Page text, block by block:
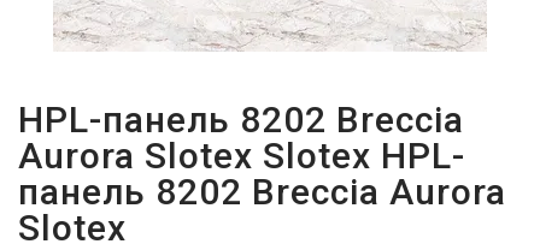
HPL-панель 8202 Breccia
Aurora Slotex Slotex HPL-
панель 8202 Breccia Aurora
Slotex